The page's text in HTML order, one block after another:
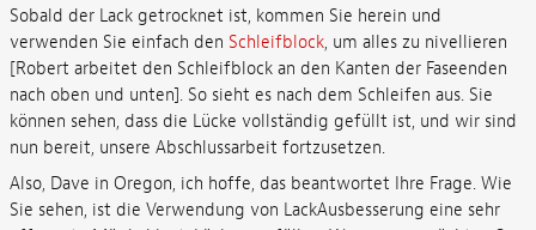
Sobald der Lack getrocknet ist, kommen Sie herein und
verwenden Sie einfach den Schleifblock, um alles zu nivellieren
[Robert arbeitet den Schleifblock an den Kanten der Faseenden
nach oben und unten]. So sieht es nach dem Schleifen aus. Sie
können sehen, dass die Lücke vollständig gefüllt ist, und wir sind
nun bereit, unsere Abschlussarbeit fortzusetzen.
Also, Dave in Oregon, ich hoffe, das beantwortet Ihre Frage. Wie
Sie sehen, ist die Verwendung von LackAusbesserung eine sehr